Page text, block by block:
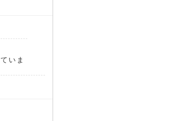
いま